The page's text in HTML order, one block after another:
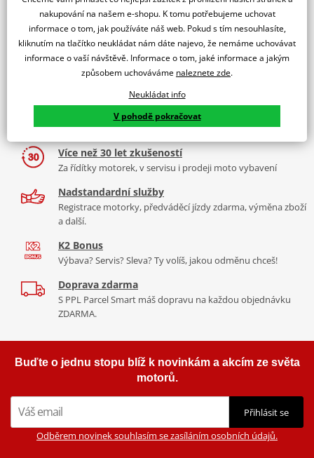
Více informací o prodejně
2x multibrand showroom
9 značek motocyklů, servis, oblečení, doplňky i náhradní
díly, to vše v Praze a Liberci
Více než 30 let zkušeností
Za řídítky motorek, v servisu i prodeji moto vybavení
Nadstandardní služby
Registrace motorky, předváděcí jízdy zdarma, výměna zboží
a další.
K2 Bonus
Výbava? Servis? Sleva? Ty volíš, jakou odměnu chceš!
Doprava zdarma
S PPL Parcel Smart máš dopravu na každou objednávku
ZDARMA.
Buďte o jednu stopu blíž k novinkám a akcím ze světa
motorů.
Přihlásit se
Odběrem novinek souhlasím se zasíláním osobních údajů.
nakupování na našem e-shopu. K tomu potřebujeme uchovat
informace o tom, jak používáte náš web. Pokud s tím nesouhlasíte,
kliknutím na tlačítko neukládat nám dáte najevo, že nemáme uchovávat
informace o vaší návštěvě. Informace o tom, jaké informace a jakým
způsobem uchováváme naleznete zde.
Neukládat info
V pohodě pokračovat